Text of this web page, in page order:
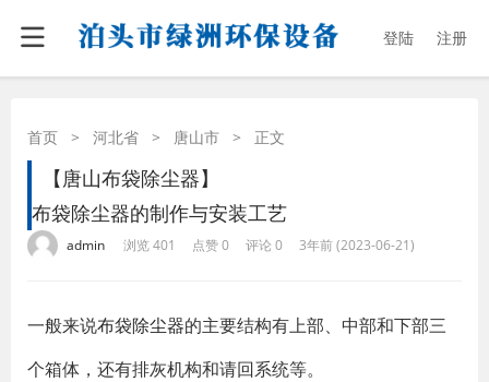
登陆 注册
首页 > 河北省 > 唐山市 > 正文
【唐山布袋除尘器】
布袋除尘器的制作与安装工艺
admin 浏览 401 点赞 0 评论 0 3年前 (2023-06-21)
一般来说布袋除尘器的主要结构有上部、中部和下部三
个箱体，还有排灰机构和请回系统等。